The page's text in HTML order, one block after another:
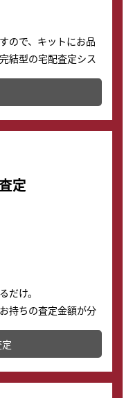
ので、キットにお品
結型の宅配査定シス
すことが可能で
定
だけ。
持ちの査定金額が分